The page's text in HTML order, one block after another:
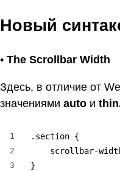
Новый
• The Scrollbar Width
Здесь, в отличие от
значениями auto и
1
2
3
.section {
scrollbar-
}